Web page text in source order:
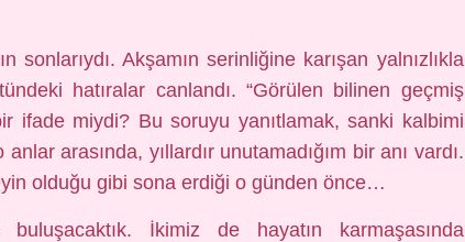
sonlarıydı. Akşamın serinliğine karışan yalnızlıkla
hatıralar canlandı. “Görülen bilinen geçmiş
ifade miydi? Bu soruyu yanıtlamak, sanki kalbimi
arasında, yıllardır unutamadığım bir anı vardı.
olduğu gibi sona erdiği o günden önce…
İkimiz de hayatın karmaşasında